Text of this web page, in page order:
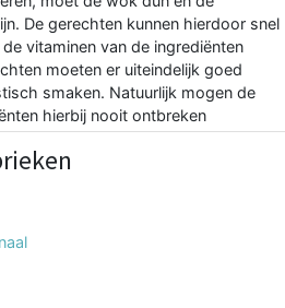
De gerechten kunnen hierdoor snel
vitaminen van de ingrediënten
moeten er uiteindelijk goed
smaken. Natuurlijk mogen de
hierbij nooit ontbreken